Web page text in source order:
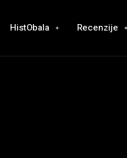
HistObala Recenzije